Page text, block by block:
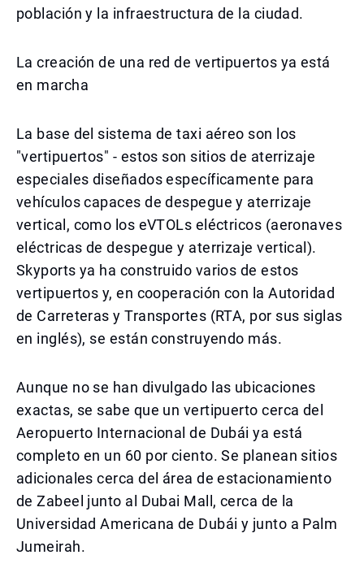
población y la infraestructura de la ciudad.
La creación de una red de vertipuertos ya está
en marcha
La base del sistema de taxi aéreo son los
"vertipuertos" - estos son sitios de aterrizaje
especiales diseñados específicamente para
vehículos capaces de despegue y aterrizaje
vertical, como los eVTOLs eléctricos (aeronaves
eléctricas de despegue y aterrizaje vertical).
Skyports ya ha construido varios de estos
vertipuertos y, en cooperación con la Autoridad
de Carreteras y Transportes (RTA, por sus siglas
en inglés), se están construyendo más.
Aunque no se han divulgado las ubicaciones
exactas, se sabe que un vertipuerto cerca del
Aeropuerto Internacional de Dubái ya está
completo en un 60 por ciento. Se planean sitios
adicionales cerca del área de estacionamiento
de Zabeel junto al Dubai Mall, cerca de la
Universidad Americana de Dubái y junto a Palm
Jumeirah.